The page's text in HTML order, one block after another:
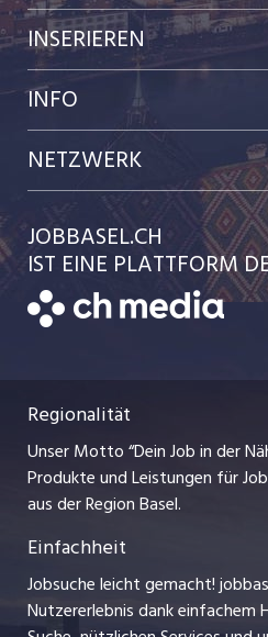
Jobs im Kanton Basel-Stadt
Jobs im Kanton Baselland
Jobs in der Stadt Basel
Jobs in der Stadt Liestal
Festanstellungen
Temporäre Jobs
Lehrstellen
Ferienjobs
Management / Kader-Jobs
Arbeitgeber
INSERIEREN
Preise & Leistungen
Kundenlogin
Einzelinserat disponieren
Schnittstelle
INFO
Team
AGB
Datenschutzerklärung
Impressum
Stellenmeldepflicht
Bewerber-Cockpit
NETZWERK
jobbern.ch
zentraljob.ch
myjob.ch
jobzüri.ch
ajourjob.ch
bzbasel.ch
JOBBASEL.CH
IST EINE PLATTFORM
Regionalität
Unser Motto “Dein Job in der
Produkte und Leistungen für
aus der Region Basel.
Einfachheit
Jobsuche leicht gemacht!
Nutzererlebnis dank einfachem